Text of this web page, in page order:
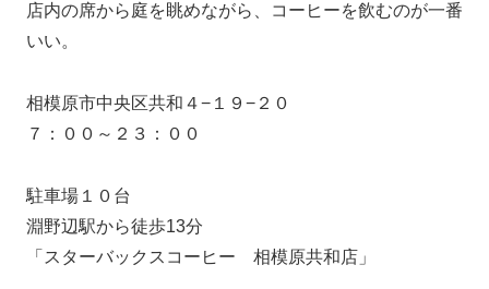
店内の席から庭を眺めながら、コーヒーを飲むのが一番
いい。
相模原市中央区共和４−１９−２０
７：００～２３：００
駐車場１０台
淵野辺駅から徒歩13分
「スターバックスコーヒー 相模原共和店」